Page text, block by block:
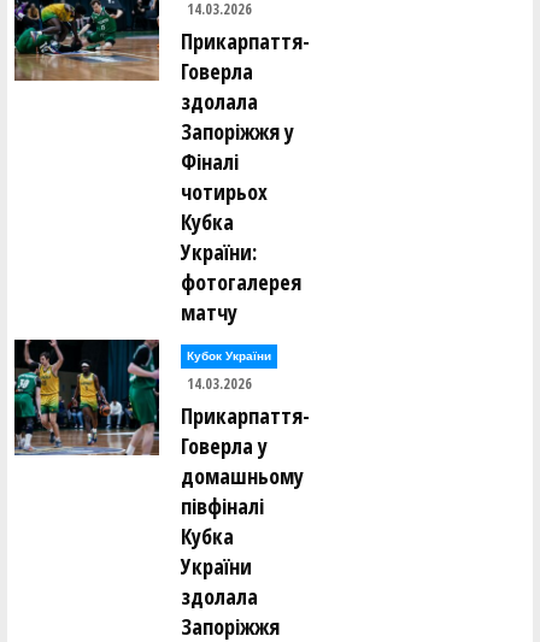
14.03.2026
Прикарпаття-
Говерла
здолала
Запоріжжя у
Фіналі
чотирьох
Кубка
України:
фотогалерея
матчу
Кубок України
14.03.2026
Прикарпаття-
Говерла у
домашньому
півфіналі
Кубка
України
здолала
Запоріжжя